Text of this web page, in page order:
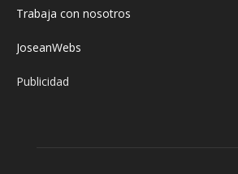
Trabaja con nosotros
JoseanWebs
Publicidad